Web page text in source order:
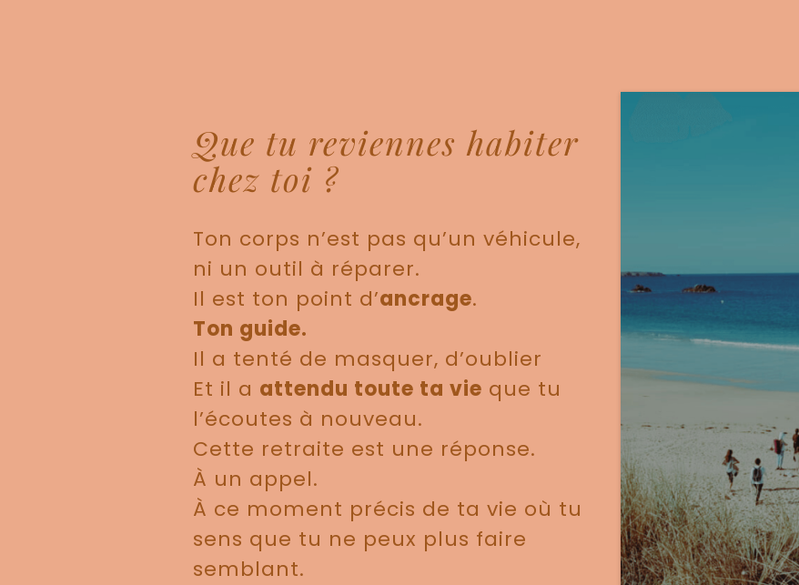
Que tu reviennes habiter
chez toi ?
Ton corps n’est pas qu’un véhicule,
ni un outil à réparer.
Il est ton point d’ancrage.
Ton guide.
Il a tenté de masquer, d’oublier
Et il a attendu toute ta vie que tu
l’écoutes à nouveau.
Cette retraite est une réponse.
À un appel.
À ce moment précis de ta vie où tu
sens que tu ne peux plus faire
semblant.